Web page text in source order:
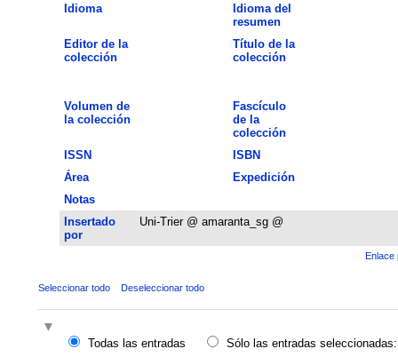
Idioma
Idioma del
resumen
Editor de la
colección
Título de la
colección
Volumen de
la colección
Fascículo
de la
colección
ISSN
ISBN
Área
Expedición
Notas
Insertado
por
Uni-Trier @ amaranta_sg @
Enlace
Seleccionar todo Deseleccionar todo
Todas las entradas
Sólo las entradas seleccionadas: